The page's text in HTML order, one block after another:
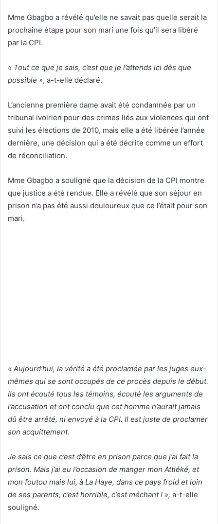
Mme Gbagbo a révélé qu’elle ne savait pas quelle serait la
prochaine étape pour son mari une fois qu’il sera libéré
par la CPI.
« Tout ce que je sais, c’est que je l’attends ici dès que
possible », a-t-elle déclaré.
L’ancienne première dame avait été condamnée par un
tribunal ivoirien pour des crimes liés aux violences qui ont
suivi les élections de 2010, mais elle a été libérée l’année
dernière, une décision qui a été décrite comme un effort
de réconciliation.
Mme Gbagbo a souligné que la décision de la CPI montre
que justice a été rendue. Elle a révélé que son séjour en
prison n’a pas été aussi douloureux que ce l’était pour son
mari.
« Aujourd’hui, la vérité a été proclamée par les juges eux-
mêmes qui se sont occupés de ce procès depuis le début.
Ils ont écouté tous les témoins, écouté les arguments de
l’accusation et ont conclu que cet homme n’aurait jamais
dû être arrêté, ni envoyé à la CPI. Il est juste de proclamer
son acquittement.
Je sais ce que c’est d’être en prison parce que j’ai fait la
prison. Mais j’ai eu l’occasion de manger mon Attiéké, et
mon foutou mais lui, à La Haye, dans ce pays froid et loin
de ses parents, c’est horrible, c’est méchant ! », a-t-elle
souligné.